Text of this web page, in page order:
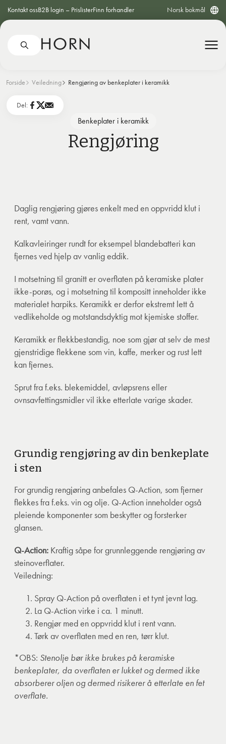
Kontakt ossB2B login – PrislisterFinn forhandler Norsk bokmål
Forside Veiledning Rengjøring av benkeplater i keramikk
Del:
Benkeplater i keramikk
Rengjøring
Daglig rengjøring gjøres enkelt med en oppvridd klut i
rent, vamt vann.
Kalkavleiringer rundt for eksempel blandebatteri kan
fjernes ved hjelp av vanlig eddik.
I motsetning til granitt er overflaten på keramiske plater
ikke-porøs, og i motsetning til kompositt inneholder ikke
materialet harpiks. Keramikk er derfor ekstremt lett å
vedlikeholde og motstandsdyktig mot kjemiske stoffer.
Keramikk er flekkbestandig, noe som gjør at selv de mest
gjenstridige flekkene som vin, kaffe, merker og rust lett
kan fjernes.
Sprut fra f.eks. blekemiddel, avløpsrens eller
ovnsavfettingsmidler vil ikke etterlate varige skader.
Grundig rengjøring av din benkeplate
i sten
For grundig rengjøring anbefales Q-Action, som fjerner
flekkes fra f.eks. vin og olje. Q-Action inneholder også
pleiende komponenter som beskytter og forsterker
glansen.
Q-Action: Kraftig såpe for grunnleggende rengjøring av
steinoverflater.
Veiledning:
Spray Q-Action på overflaten i et tynt jevnt lag.
La Q-Action virke i ca. 1 minutt.
Rengjør med en oppvridd klut i rent vann.
Tørk av overflaten med en ren, tørr klut.
*OBS: Stenolje bør ikke brukes på keramiske
benkeplater, da overflaten er lukket og dermed ikke
absorberer oljen og dermed risikerer å etterlate en fet
overflate.